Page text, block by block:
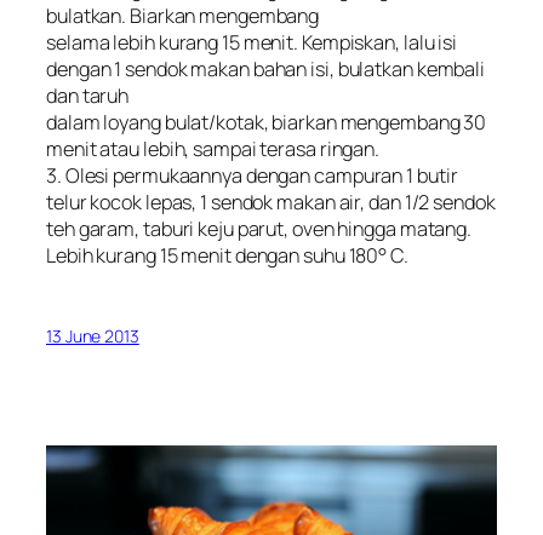
bulatkan. Biarkan mengembang
selama lebih kurang 15 menit. Kempiskan, lalu isi
dengan 1 sendok makan bahan isi, bulatkan kembali
dan taruh
dalam loyang bulat/kotak, biarkan mengembang 30
menit atau lebih, sampai terasa ringan.
3. Olesi permukaannya dengan campuran 1 butir
telur kocok lepas, 1 sendok makan air, dan 1/2 sendok
teh garam, taburi keju parut, oven hingga matang.
Lebih kurang 15 menit dengan suhu 180° C.
13 June 2013